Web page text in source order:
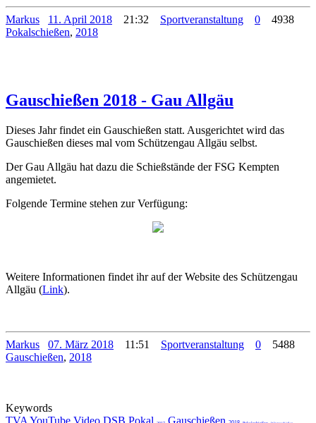
Markus 11. April 2018 21:32 Sportveranstaltung 0
4938
Pokalschießen, 2018
Gauschießen 2018 - Gau Allgäu
Dieses Jahr findet ein Gauschießen statt. Ausgerichtet wird das
Gauschießen dieses mal vom Schützengau Allgäu selbst.
Der Gau Allgäu hat dazu die Schießstände der FSG Kempten
angemietet.
Folgende Termine stehen zur Verfügung:
Weitere Informationen findet ihr auf der Website des Schützengau
Allgäu (Link).
Markus 07. März 2018 11:51 Sportveranstaltung 0
5488
Gauschießen, 2018
Keywords
TVA YouTube Video DSB Pokal Gauschießen